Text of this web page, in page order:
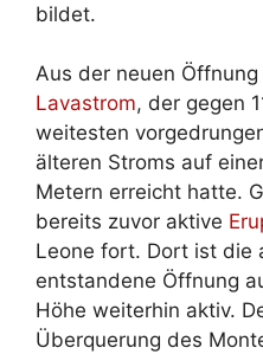
bildet.
Aus der neuen
Lavastrom, der gegen
weitesten
älteren Stroms auf
Metern erreicht hatte.
bereits zuvor aktive
Leone fort. Dort ist die
entstandene Öffnung
Höhe weiterhin aktiv.
Überquerung des